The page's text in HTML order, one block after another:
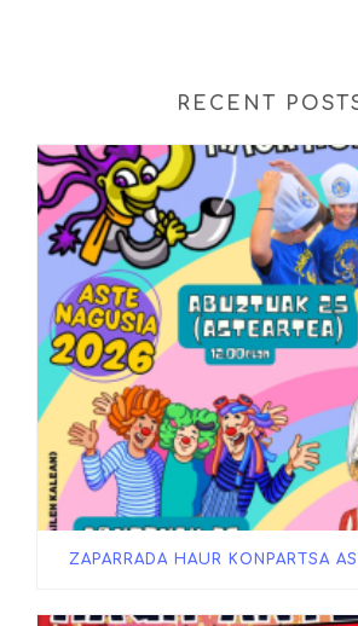
RECENT
ZAPARRADA HAUR KONPARTSA